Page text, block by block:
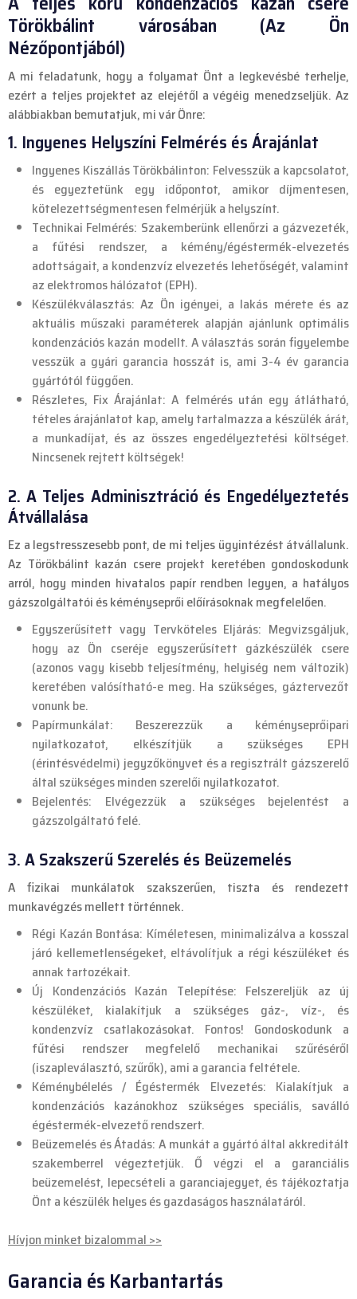
Törökbálint városában (Az Ön
Nézőpontjából)
A mi feladatunk, hogy a folyamat Önt a legkevésbé terhelje,
ezért a teljes projektet az elejétől a végéig menedzseljük. Az
alábbiakban bemutatjuk, mi vár Önre:
1. Ingyenes Helyszíni Felmérés és Árajánlat
Ingyenes Kiszállás Törökbálinton: Felvesszük a kapcsolatot,
és egyeztetünk egy időpontot, amikor díjmentesen,
kötelezettségmentesen felmérjük a helyszínt.
Technikai Felmérés: Szakemberünk ellenőrzi a gázvezeték,
a fűtési rendszer, a kémény/égéstermék-elvezetés
adottságait, a kondenzvíz elvezetés lehetőségét, valamint
az elektromos hálózatot (EPH).
Készülékválasztás: Az Ön igényei, a lakás mérete és az
aktuális műszaki paraméterek alapján ajánlunk optimális
kondenzációs kazán modellt. A választás során figyelembe
vesszük a gyári garancia hosszát is, ami 3-4 év garancia
gyártótól függően.
Részletes, Fix Árajánlat: A felmérés után egy átlátható,
tételes árajánlatot kap, amely tartalmazza a készülék árát,
a munkadíjat, és az összes engedélyeztetési költséget.
Nincsenek rejtett költségek!
2. A Teljes Adminisztráció és Engedélyeztetés
Átvállalása
Ez a legstresszesebb pont, de mi teljes ügyintézést átvállalunk.
Az Törökbálint kazán csere projekt keretében gondoskodunk
arról, hogy minden hivatalos papír rendben legyen, a hatályos
gázszolgáltatói és kéményseprői előírásoknak megfelelően.
Egyszerűsített vagy Tervköteles Eljárás: Megvizsgáljuk,
hogy az Ön cseréje egyszerűsített gázkészülék csere
(azonos vagy kisebb teljesítmény, helyiség nem változik)
keretében valósítható-e meg. Ha szükséges, gáztervezőt
vonunk be.
Papírmunkálat: Beszerezzük a kéményseprőipari
nyilatkozatot, elkészítjük a szükséges EPH
(érintésvédelmi) jegyzőkönyvet és a regisztrált gázszerelő
által szükséges minden szerelői nyilatkozatot.
Bejelentés: Elvégezzük a szükséges bejelentést a
gázszolgáltató felé.
3. A Szakszerű Szerelés és Beüzemelés
A fizikai munkálatok szakszerűen, tiszta és rendezett
munkavégzés mellett történnek.
Régi Kazán Bontása: Kíméletesen, minimalizálva a kosszal
járó kellemetlenségeket, eltávolítjuk a régi készüléket és
annak tartozékait.
Új Kondenzációs Kazán Telepítése: Felszereljük az új
készüléket, kialakítjuk a szükséges gáz-, víz-, és
kondenzvíz csatlakozásokat. Fontos! Gondoskodunk a
fűtési rendszer megfelelő mechanikai szűréséről
(iszapleválasztó, szűrők), ami a garancia feltétele.
Kéménybélelés / Égéstermék Elvezetés: Kialakítjuk a
kondenzációs kazánokhoz szükséges speciális, saválló
égéstermék-elvezető rendszert.
Beüzemelés és Átadás: A munkát a gyártó által akkreditált
szakemberrel végeztetjük. Ő végzi el a garanciális
beüzemelést, lepecsételi a garanciajegyet, és tájékoztatja
Önt a készülék helyes és gazdaságos használatáról.
Hívjon minket bizalommal >>
Garancia és Karbantartás